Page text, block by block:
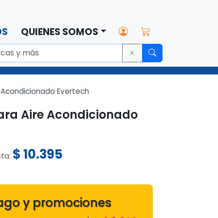
QUIENES SOMOS
Evertech
Aire Acondicionado
$10.395
y promociones